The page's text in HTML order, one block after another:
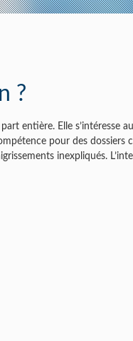
?
entière. Elle
pour des
inexpliqués.